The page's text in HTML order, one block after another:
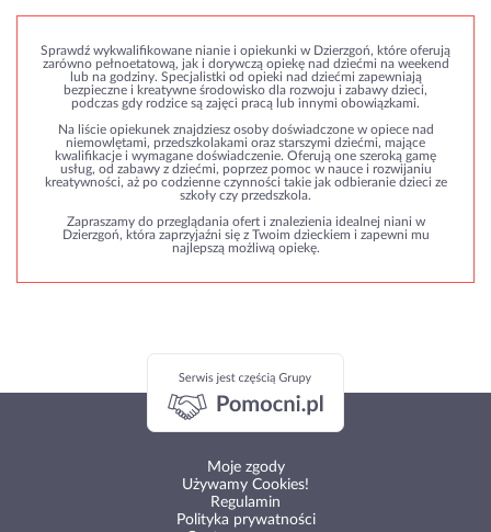
Sprawdź wykwalifikowane nianie i opiekunki w Dzierzgoń, które oferują
zarówno pełnoetatową, jak i dorywczą opiekę nad dziećmi na weekend
lub na godziny. Specjalistki od opieki nad dziećmi zapewniają
bezpieczne i kreatywne środowisko dla rozwoju i zabawy dzieci,
podczas gdy rodzice są zajęci pracą lub innymi obowiązkami.
Na liście opiekunek znajdziesz osoby doświadczone w opiece nad
niemowlętami, przedszkolakami oraz starszymi dziećmi, mające
kwalifikacje i wymagane doświadczenie. Oferują one szeroką gamę
usług, od zabawy z dziećmi, poprzez pomoc w nauce i rozwijaniu
kreatywności, aż po codzienne czynności takie jak odbieranie dzieci ze
szkoły czy przedszkola.
Zapraszamy do przeglądania ofert i znalezienia idealnej niani w
Dzierzgoń, która zaprzyjaźni się z Twoim dzieckiem i zapewni mu
najlepszą możliwą opiekę.
Moje zgody
Używamy Cookies!
Regulamin
Polityka prywatności